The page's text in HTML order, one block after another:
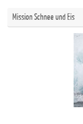
Mission Schnee und Eis